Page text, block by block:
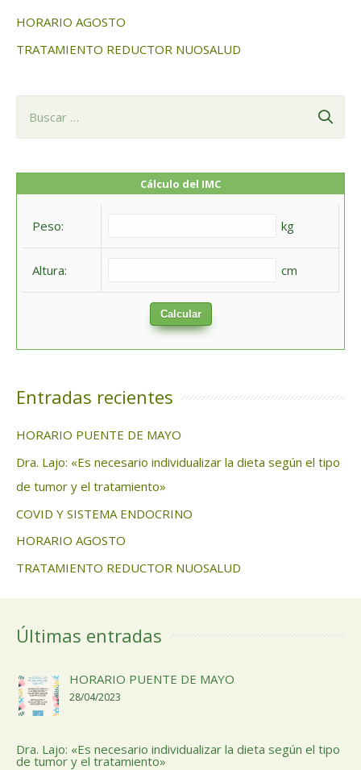
HORARIO AGOSTO
TRATAMIENTO REDUCTOR NUOSALUD
Cálculo del IMC
Peso: kg
Altura: cm
Calcular
Entradas recientes
HORARIO PUENTE DE MAYO
Dra. Lajo: «Es necesario individualizar la dieta según el tipo
de tumor y el tratamiento»
COVID Y SISTEMA ENDOCRINO
HORARIO AGOSTO
TRATAMIENTO REDUCTOR NUOSALUD
Últimas entradas
HORARIO PUENTE DE MAYO
28/04/2023
Dra. Lajo: «Es necesario individualizar la dieta según el tipo
de tumor y el tratamiento»